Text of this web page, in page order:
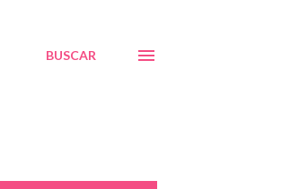
BUSCAR